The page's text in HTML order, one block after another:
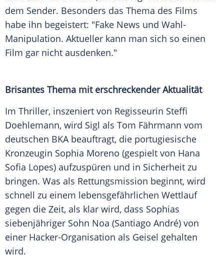
dem Sender. Besonders das Thema des Films
habe ihn begeistert: "Fake News und Wahl-
Manipulation. Aktueller kann man sich so einen
Film gar nicht ausdenken."
Brisantes Thema mit erschreckender Aktualität
Im Thriller, inszeniert von Regisseurin Steffi
Doehlemann, wird Sigl als Tom Fährmann vom
deutschen BKA beauftragt, die portugiesische
Kronzeugin Sophia Moreno (gespielt von Hana
Sofia Lopes) aufzuspüren und in Sicherheit zu
bringen. Was als Rettungsmission beginnt, wird
schnell zu einem lebensgefährlichen Wettlauf
gegen die Zeit, als klar wird, dass Sophias
siebenjähriger Sohn Noa (Santiago André) von
einer Hacker-Organisation als Geisel gehalten
wird.